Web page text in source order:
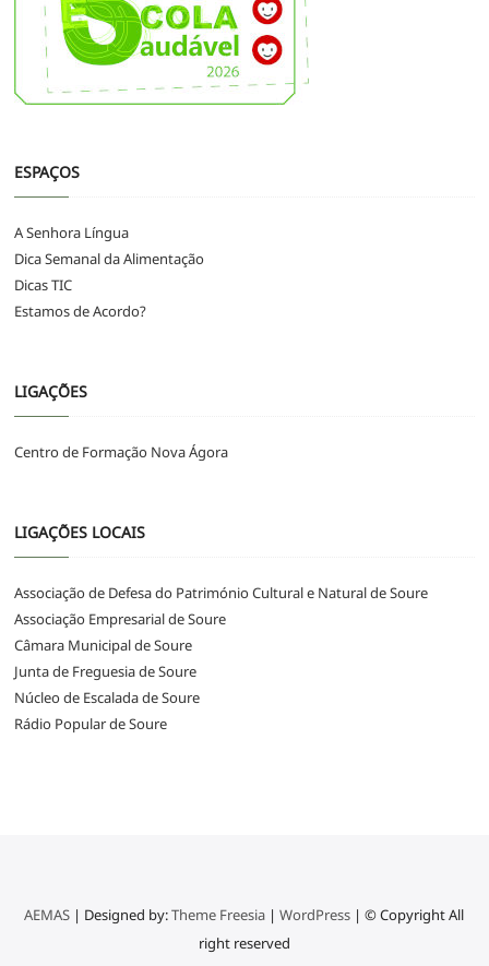
ESPAÇOS
A Senhora Língua
Dica Semanal da Alimentação
Dicas TIC
Estamos de Acordo?
LIGAÇÕES
Centro de Formação Nova Ágora
LIGAÇÕES LOCAIS
Associação de Defesa do Património Cultural e Natural de Soure
Associação Empresarial de Soure
Câmara Municipal de Soure
Junta de Freguesia de Soure
Núcleo de Escalada de Soure
Rádio Popular de Soure
AEMAS | Designed by:Theme Freesia |WordPress | © Copyright All
right reserved